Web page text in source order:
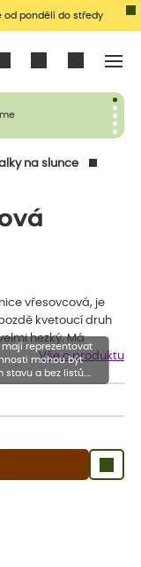
od pondělí do středy
na slunce
vřesovcová, je
kvetoucí druh
hezký. Má
Vše o produktu
mají reprezentovat
mohou být
stavu a bez listů.
je uvedená výška,